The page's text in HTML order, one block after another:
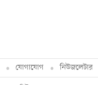
যোগাযোগ নিউজলেটার